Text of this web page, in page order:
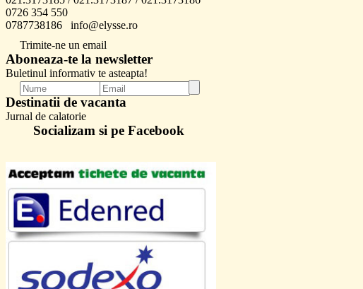
0726 354 550
0787738186 info@elysse.ro
Trimite-ne un email
Aboneaza-te la newsletter
Buletinul informativ te asteapta!
Destinatii de vacanta
Jurnal de calatorie
Socializam si pe Facebook